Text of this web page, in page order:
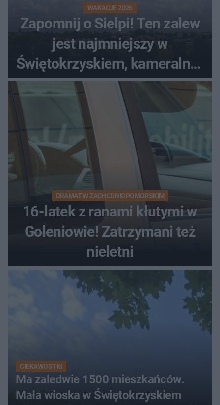
WAKACJE 2026
Zapomnij o Sielpi! Ten zalew
jest najmniejszy w
Świętokrzyskiem, kameralny i
bez tłumów
DRAMAT W ZACHODNIOPOMORSKIM
16-latek z ranami kłutymi w
Goleniowie! Zatrzymani też
nieletni
CIEKAWOSTKI
Ma zaledwie 1500 mieszkańców.
Mała wioska w Świętokrzyskiem